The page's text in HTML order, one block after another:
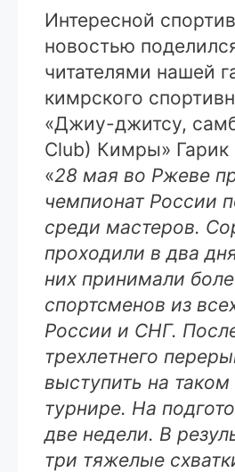
Интересной
новостью
читателями нашей
кимрского
«Джиу-джитсу,
Club) Кимры» Гарик
«28 мая во Ржеве
чемпионат России
среди мастеров.
проходили в два
них принимали
спортсменов из
России и СНГ.
трехлетнего
выступить на
турнире. На
две недели. В
три тяжелые